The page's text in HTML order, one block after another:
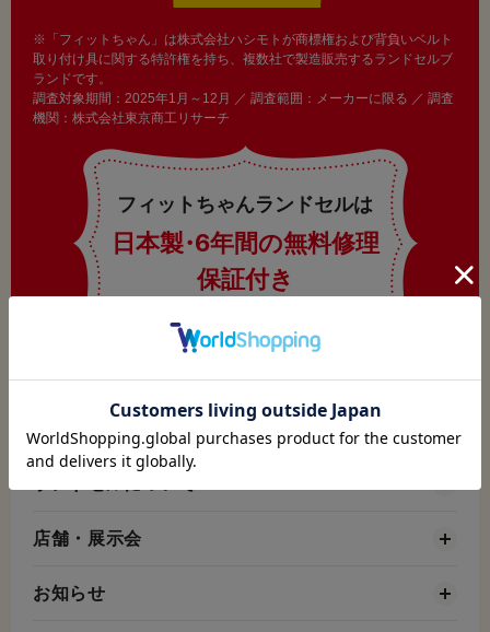
※「フィットちゃん」は株式会社ハシモトが商標権および背負いベルト
取り付け具に関する特許権を持ち、複数社で製造販売するランドセルブ
ランドです。
調査対象期間：2025年1月～12月 ／ 調査範囲：メーカーに限る ／ 調査
機関：株式会社東京商工リサーチ
フィットちゃんランドセルは
日本製・6年間の無料修理
保証付き
ご利用ガイド
店舗・展示会
お知らせ